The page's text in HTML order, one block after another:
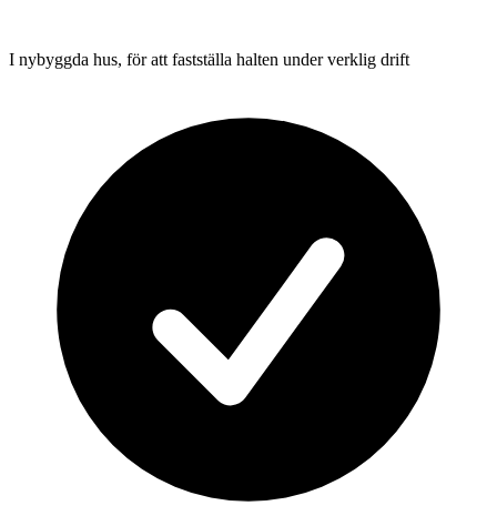
I nybyggda hus, för att fastställa halten under verklig drift